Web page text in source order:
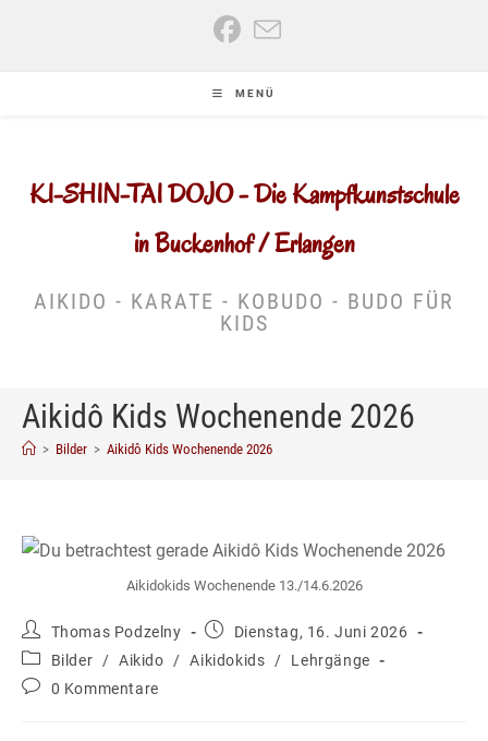
MENÜ
KI-SHIN-TAI DOJO - Die Kampfkunstschule
in Buckenhof / Erlangen
AIKIDO - KARATE - KOBUDO - BUDO FÜR
KIDS
Aikidô Kids Wochenende 2026
> Bilder > Aikidô Kids Wochenende 2026
Aikidokids Wochenende 13./14.6.2026
Beitrags-
Autor:
Thomas Podzelny
Beitrag
veröffentlicht:
Dienstag, 16. Juni 2026
Beitrags-
Kategorie:
Bilder / Aikido / Aikidokids /
Lehrgänge
Beitrags-
0 Kommentare